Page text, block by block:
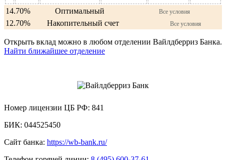
14.70%
Оптимальный Все условия
12.70% Накопительный счет Все условия
Открыть вклад можно в любом отделении Вайлдберриз Банка.
Найти ближайшее отделение
Номер лицензии ЦБ РФ: 841
БИК: 044525450
Сайт банка: https://wb-bank.ru/